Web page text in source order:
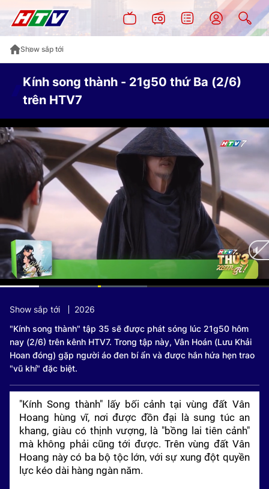
Show sắp tới
Kính song thành - 21g50 thứ Ba (2/6)
trên HTV7
Time
Show sắp tới
2026
"Kính song thành" tập 35 sẽ được phát sóng lúc 21g50 hôm
nay (2/6) trên kênh HTV7. Trong tập này, Vân Hoán (Lưu Khải
Hoan đóng) gặp người áo đen bí ẩn và được hắn hứa hẹn trao
"vũ khí" đặc biệt.
"Kính Song thành" lấy bối cảnh tại vùng đất Vân
Hoang hùng vĩ, nơi được đồn đại là sung túc an
khang, giàu có thịnh vượng, là "bồng lai tiên cảnh"
mà không phải cũng tới được. Trên vùng đất Vân
Hoang này có ba bộ tộc lớn, với sự xung đột quyền
lực kéo dài hàng ngàn năm.